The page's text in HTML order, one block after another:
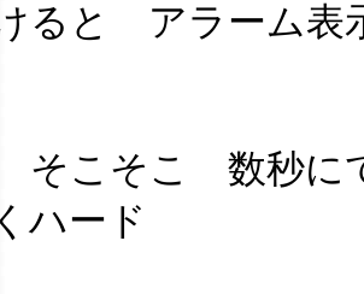
ると アラーム表
こそこ 数秒に
ハード